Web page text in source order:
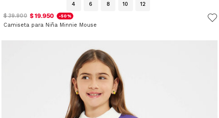
4 6 8 10
12
$ 39.900 $ 19.950 -50%
Camiseta para Niña Minnie Mouse